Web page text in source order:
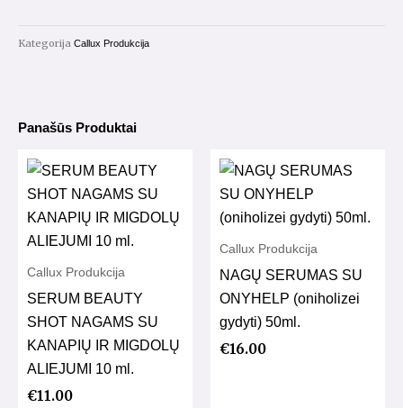
Tea""
1kg.
Kategorija Callux Produkcija
Panašūs Produktai
Callux Produkcija
SERUM BEAUTY
SHOT NAGAMS SU
KANAPIŲ IR MIGDOLŲ
ALIEJUMI 10 ml.
€11.00
Callux Produkcija
NAGŲ SERUMAS SU
ONYHELP (oniholizei
gydyti) 50ml.
€16.00